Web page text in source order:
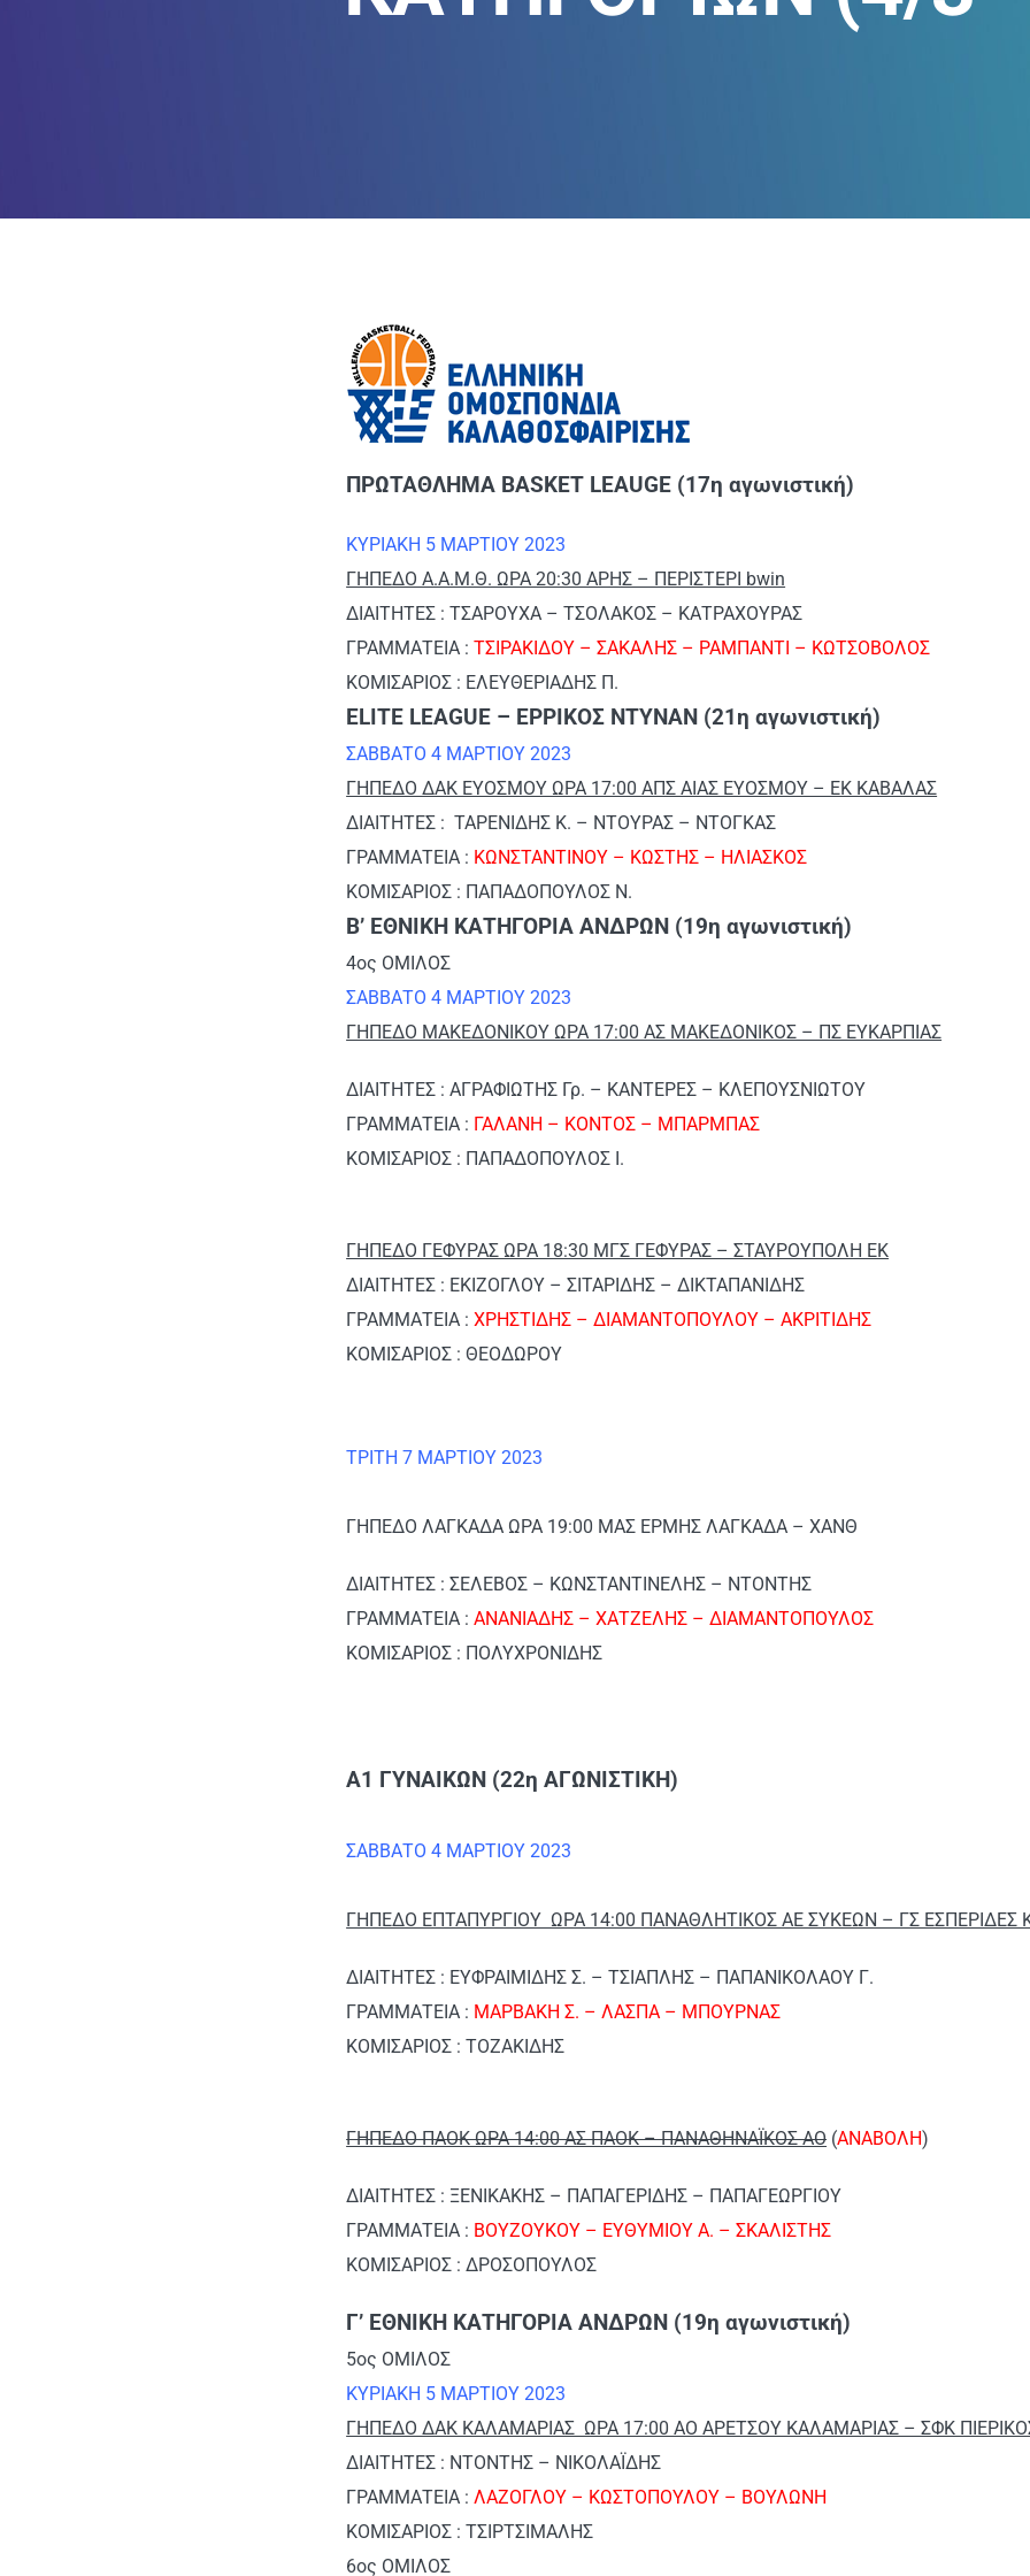
ΠΡΩΤΑΘΛΗΜΑ BASKET LEAUGE (17η αγωνιστική)
ΚΥΡΙΑΚΗ 5 ΜΑΡΤΙΟΥ 2023
ΓΗΠΕΔΟ Α.Α.Μ.Θ. ΩΡΑ 20:30 ΑΡΗΣ – ΠΕΡΙΣΤΕΡΙ bwin
ΔΙΑΙΤΗΤΕΣ : ΤΣΑΡΟΥΧΑ – ΤΣΟΛΑΚΟΣ – ΚΑΤΡΑΧΟΥΡΑΣ
ΓΡΑΜΜΑΤΕΙΑ :ΤΣΙΡΑΚΙΔΟΥ – ΣΑΚΑΛΗΣ – ΡΑΜΠΑΝΤΙ – ΚΩΤΣΟΒΟΛΟΣ
ΚΟΜΙΣΑΡΙΟΣ : ΕΛΕΥΘΕΡΙΑΔΗΣ Π.
ELITE LEAGUE – ΕΡΡΙΚΟΣ ΝΤΥΝΑΝ (21η αγωνιστική)
ΣΑΒΒΑΤΟ 4 ΜΑΡΤΙΟΥ 2023
ΓΗΠΕΔΟ ΔΑΚ ΕΥΟΣΜΟΥ ΩΡΑ 17:00 ΑΠΣ ΑΙΑΣ ΕΥΟΣΜΟΥ – ΕΚ ΚΑΒΑΛΑΣ
ΔΙΑΙΤΗΤΕΣ : ΤΑΡΕΝΙΔΗΣ Κ. – ΝΤΟΥΡΑΣ – ΝΤΟΓΚΑΣ
ΓΡΑΜΜΑΤΕΙΑ : ΚΩΝΣΤΑΝΤΙΝΟΥ – ΚΩΣΤΗΣ – ΗΛΙΑΣΚΟΣ
ΚΟΜΙΣΑΡΙΟΣ : ΠΑΠΑΔΟΠΟΥΛΟΣ Ν.
Β’ ΕΘΝΙΚΗ ΚΑΤΗΓΟΡΙΑ ΑΝΔΡΩΝ (19η αγωνιστική)
4ος ΟΜΙΛΟΣ
ΣΑΒΒΑΤΟ 4 ΜΑΡΤΙΟΥ 2023
ΓΗΠΕΔΟ ΜΑΚΕΔΟΝΙΚΟΥ ΩΡΑ 17:00 ΑΣ ΜΑΚΕΔΟΝΙΚΟΣ – ΠΣ ΕΥΚΑΡΠΙΑΣ
ΔΙΑΙΤΗΤΕΣ : ΑΓΡΑΦΙΩΤΗΣ Γρ. – ΚΑΝΤΕΡΕΣ – ΚΛΕΠΟΥΣΝΙΩΤΟΥ
ΓΡΑΜΜΑΤΕΙΑ : ΓΑΛΑΝΗ – ΚΟΝΤΟΣ – ΜΠΑΡΜΠΑΣ
ΚΟΜΙΣΑΡΙΟΣ : ΠΑΠΑΔΟΠΟΥΛΟΣ Ι.
ΓΗΠΕΔΟ ΓΕΦΥΡΑΣ ΩΡΑ 18:30 ΜΓΣ ΓΕΦΥΡΑΣ – ΣΤΑΥΡΟΥΠΟΛΗ ΕΚ
ΔΙΑΙΤΗΤΕΣ : ΕΚΙΖΟΓΛΟΥ – ΣΙΤΑΡΙΔΗΣ – ΔΙΚΤΑΠΑΝΙΔΗΣ
ΓΡΑΜΜΑΤΕΙΑ :ΧΡΗΣΤΙΔΗΣ – ΔΙΑΜΑΝΤΟΠΟΥΛΟΥ – ΑΚΡΙΤΙΔΗΣ
ΚΟΜΙΣΑΡΙΟΣ : ΘΕΟΔΩΡΟΥ
ΤΡΙΤΗ 7 ΜΑΡΤΙΟΥ 2023
ΓΗΠΕΔΟ ΛΑΓΚΑΔΑ ΩΡΑ 19:00 ΜΑΣ ΕΡΜΗΣ ΛΑΓΚΑΔΑ – ΧΑΝΘ
ΔΙΑΙΤΗΤΕΣ : ΣΕΛΕΒΟΣ – ΚΩΝΣΤΑΝΤΙΝΕΛΗΣ – ΝΤΟΝΤΗΣ
ΓΡΑΜΜΑΤΕΙΑ :ΑΝΑΝΙΑΔΗΣ – ΧΑΤΖΕΛΗΣ – ΔΙΑΜΑΝΤΟΠΟΥΛΟΣ
ΚΟΜΙΣΑΡΙΟΣ : ΠΟΛΥΧΡΟΝΙΔΗΣ
Α1 ΓΥΝΑΙΚΩΝ (22η ΑΓΩΝΙΣΤΙΚΗ)
ΣΑΒΒΑΤΟ 4 ΜΑΡΤΙΟΥ 2023
ΓΗΠΕΔΟ ΕΠΤΑΠΥΡΓΙΟΥ ΩΡΑ 14:00 ΠΑΝΑΘΛΗΤΙΚΟΣ ΑΕ ΣΥΚΕΩΝ – ΓΣ ΕΣΠΕΡΙΔΕΣ
ΔΙΑΙΤΗΤΕΣ : ΕΥΦΡΑΙΜΙΔΗΣ Σ. – ΤΣΙΑΠΛΗΣ – ΠΑΠΑΝΙΚΟΛΑΟΥ Γ.
ΓΡΑΜΜΑΤΕΙΑ : ΜΑΡΒΑΚΗ Σ. – ΛΑΣΠΑ – ΜΠΟΥΡΝΑΣ
ΚΟΜΙΣΑΡΙΟΣ : ΤΟΖΑΚΙΔΗΣ
ΓΗΠΕΔΟ ΠΑΟΚ ΩΡΑ 14:00 ΑΣ ΠΑΟΚ – ΠΑΝΑΘΗΝΑΪΚΟΣ ΑΟ (ΑΝΑΒΟΛΗ)
ΔΙΑΙΤΗΤΕΣ : ΞΕΝΙΚΑΚΗΣ – ΠΑΠΑΓΕΡΙΔΗΣ – ΠΑΠΑΓΕΩΡΓΙΟΥ
ΓΡΑΜΜΑΤΕΙΑ : ΒΟΥΖΟΥΚΟΥ – ΕΥΘΥΜΙΟΥ Α. – ΣΚΑΛΙΣΤΗΣ
ΚΟΜΙΣΑΡΙΟΣ : ΔΡΟΣΟΠΟΥΛΟΣ
Γ’ ΕΘΝΙΚΗ ΚΑΤΗΓΟΡΙΑ ΑΝΔΡΩΝ (19η αγωνιστική)
5ος ΟΜΙΛΟΣ
ΚΥΡΙΑΚΗ 5 ΜΑΡΤΙΟΥ 2023
ΓΗΠΕΔΟ ΔΑΚ ΚΑΛΑΜΑΡΙΑΣ ΩΡΑ 17:00 ΑΟ ΑΡΕΤΣΟΥ ΚΑΛΑΜΑΡΙΑΣ – ΣΦΚ
ΔΙΑΙΤΗΤΕΣ : ΝΤΟΝΤΗΣ – ΝΙΚΟΛΑΪΔΗΣ
ΓΡΑΜΜΑΤΕΙΑ :ΛΑΖΟΓΛΟΥ – ΚΩΣΤΟΠΟΥΛΟΥ – ΒΟΥΛΩΝΗ
ΚΟΜΙΣΑΡΙΟΣ : ΤΣΙΡΤΣΙΜΑΛΗΣ
6ος ΟΜΙΛΟΣ